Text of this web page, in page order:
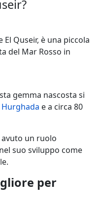
Quseir, è una piccola
del Mar Rosso in
gemma nascosta si
Hurghada e a circa 80
avuto un ruolo
suo sviluppo come
per